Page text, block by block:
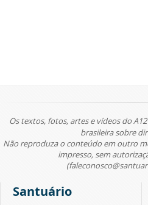
Os textos, fotos, artes e vídeos do
brasileira sobre
Não reproduza o conteúdo em outro
impresso, sem
Santuário